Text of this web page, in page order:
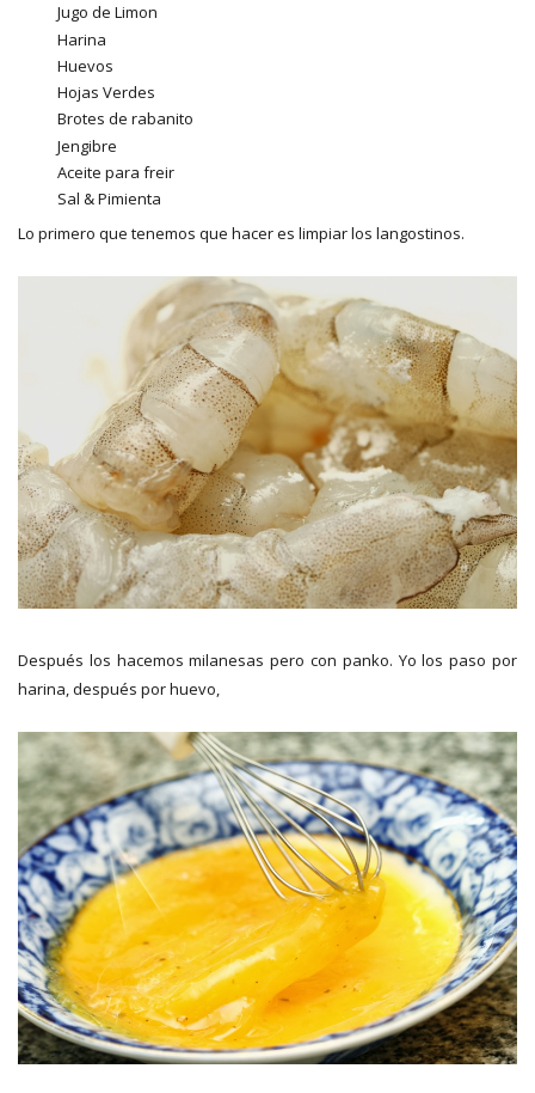
Jugo de Limon
Harina
Huevos
Hojas Verdes
Brotes de rabanito
Jengibre
Aceite para freir
Sal & Pimienta
Lo primero que tenemos que hacer es limpiar los langostinos.
Después los hacemos milanesas pero con panko. Yo los paso por
harina, después por huevo,